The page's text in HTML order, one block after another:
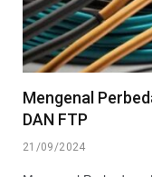
Mengenal
DAN FTP
21/09/2024